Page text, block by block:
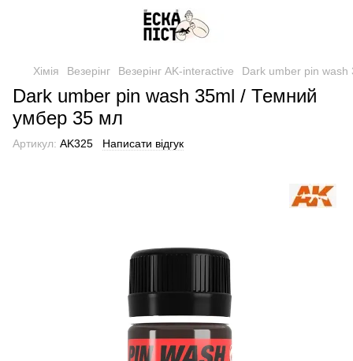
Хімія Везерінг Везерінг AK-interactive Dark umber pin
Dark umber pin wash 35ml / Темний
умбер 35 мл
Артикул: AK325 Написати відгук